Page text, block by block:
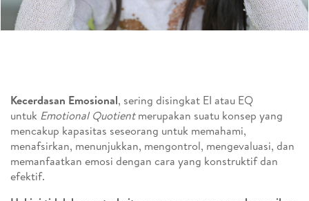
Kecerdasan Emosional, sering disingkat EI atau EQ
untuk Emotional Quotientmerupakan suatu konsep yang
mencakup kapasitas seseorang untuk memahami,
menafsirkan, menunjukkan, mengontrol, mengevaluasi, dan
memanfaatkan emosi dengan cara yang konstruktif dan
efektif.